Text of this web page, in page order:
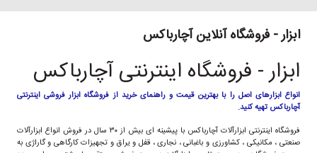
ابزار - فروشگاه آنلاین آچارباکس
ابزار - فروشگاه اینترنتی آچارباکس
انواع ابزارهای اصل را با بهترین قیمت و راهنمای خرید از فروشگاه ابزار فروشی اینترنتی
آچارباکس تهیه کنید.
فروشگاه اینترنتی ابزارآلات آچارباکس با پیشینه ای بیش از ۳۰ سال در فروش انواع ابزارآلات
صنعتی ، مکانیکی ، کشاورزی و باغبانی ، نجاری ، قفل و یراق و تجهیزات کارگاهی و گاراژی به